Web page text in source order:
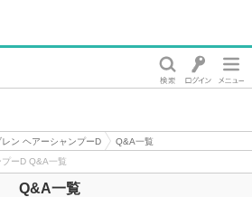
ン ヘアーシャンプーD
Q&A一覧
ーD Q&A一覧
Q&A一覧